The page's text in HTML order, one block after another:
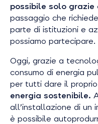
possibile solo grazie
passaggio che
parte di istituzioni e
possiamo partecipare.
Oggi, grazie a
consumo di energia
per tutti dare il
energia sostenibile.
all’installazione di
è possibile